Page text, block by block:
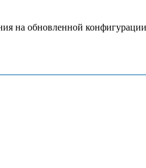
на обновленной